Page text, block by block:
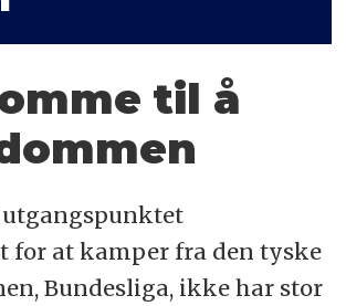
til å
for at kamper fra den tyske
Bundesliga, ikke har stor